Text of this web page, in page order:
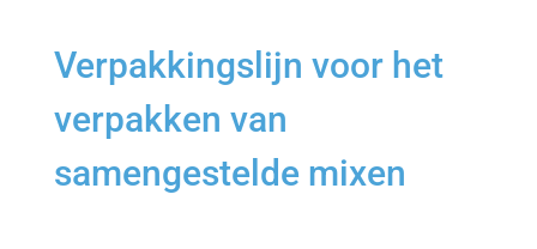
Verpakkingslijn voor het
verpakken van
samengestelde mixen